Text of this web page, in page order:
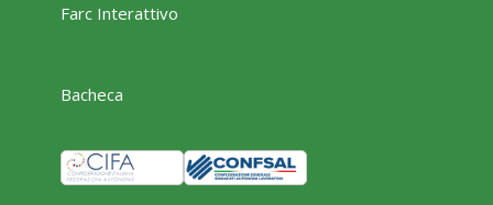
Farc Interattivo
Bacheca